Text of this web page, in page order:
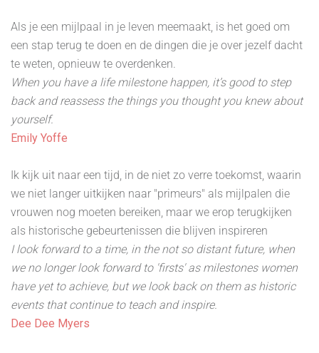
Als je een mijlpaal in je leven meemaakt, is het goed om
een stap terug te doen en de dingen die je over jezelf dacht
te weten, opnieuw te overdenken.
When you have a life milestone happen, it’s good to step
back and reassess the things you thought you knew about
yourself.
Emily Yoffe
Ik kijk uit naar een tijd, in de niet zo verre toekomst, waarin
we niet langer uitkijken naar "primeurs" als mijlpalen die
vrouwen nog moeten bereiken, maar we erop terugkijken
als historische gebeurtenissen die blijven inspireren
I look forward to a time, in the not so distant future, when
we no longer look forward to 'firsts' as milestones women
have yet to achieve, but we look back on them as historic
events that continue to teach and inspire.
Dee Dee Myers